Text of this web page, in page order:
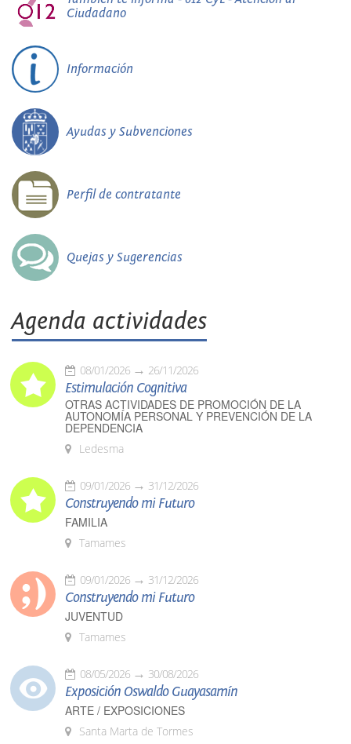
Ciudadano
Información
Ayudas y Subvenciones
Perfil de contratante
Quejas y Sugerencias
Agenda actividades
08/01/2026 26/11/2026
Estimulación Cognitiva
OTRAS ACTIVIDADES DE PROMOCIÓN DE LA
AUTONOMÍA PERSONAL Y PREVENCIÓN DE LA
DEPENDENCIA
Ledesma
09/01/2026 31/12/2026
Construyendo mi Futuro
FAMILIA
Tamames
09/01/2026 31/12/2026
Construyendo mi Futuro
JUVENTUD
Tamames
08/05/2026 30/08/2026
Exposición Oswaldo Guayasamín
ARTE / EXPOSICIONES
Santa Marta de Tormes